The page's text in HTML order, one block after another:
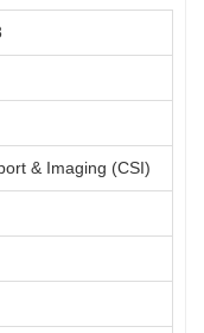
& Imaging (CSI)